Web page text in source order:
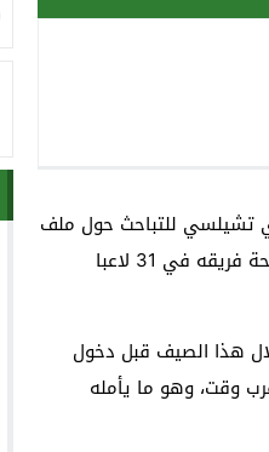
تشيلسي للتباحث حول ملف
حكيم زياش بعدما تأكد خروجه رسميا من حسابات المدرب ماوريسيو بوكيتينو الذي حدد لائحة فريقه في 31 لاعبا
هذا الصيف قبل دخول
وقت، وهو ما يأمله